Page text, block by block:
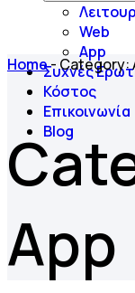
Web
App
Συχνές
Κόστος
Επικοινωνία
Blog
Home-Category:
App